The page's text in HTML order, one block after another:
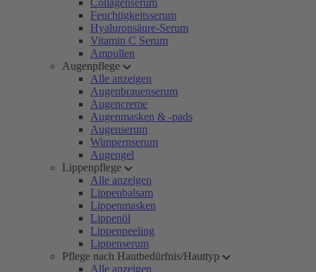
Collagenserum
Feuchtigkeitsserum
Hyaluronsäure-Serum
Vitamin C Serum
Ampullen
Augenpflege
Alle anzeigen
Augenbrauenserum
Augencreme
Augenmasken & -pads
Augenserum
Wimpernserum
Augengel
Lippenpflege
Alle anzeigen
Lippenbalsam
Lippenmasken
Lippenöl
Lippenpeeling
Lippenserum
Pflege nach Hautbedürfnis/Hauttyp
Alle anzeigen